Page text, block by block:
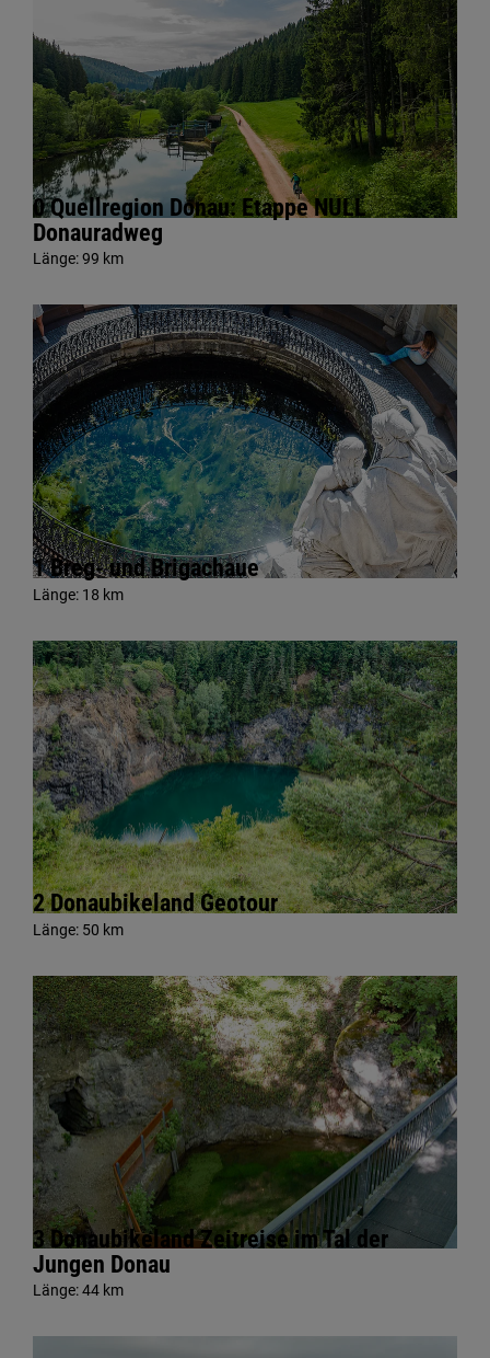
0 Quellregion Donau: Etappe NULL
Donauradweg
Länge:99 km
1 Breg- und Brigachaue
Länge: 18 km
2 Donaubikeland Geotour
Länge: 50 km
3 Donaubikeland Zeitreise im Tal der
Jungen Donau
Länge:44 km